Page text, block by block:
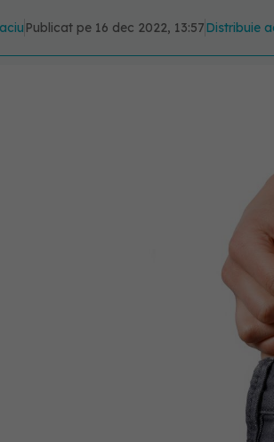
Publicat pe 16 dec 2022, 13:57Distribuie